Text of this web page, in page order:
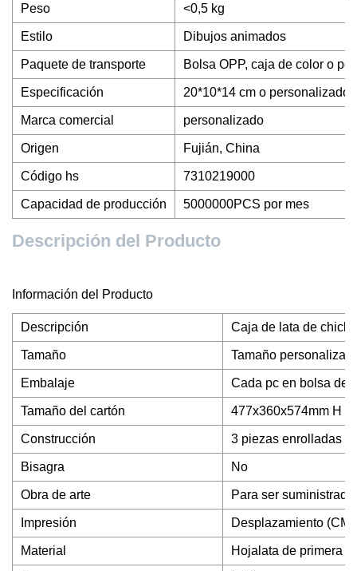
Peso <0,5 kg
Estilo Dibujos animados
Paquete de transporte Bolsa OPP, caja de color o
Especificación 20*10*14 cm o personalizado
Marca comercial personalizado
Origen Fujián, China
Código hs 7310219000
Capacidad de producción 5000000PCS por mes
Descripción del Producto
Información del Producto
Descripción Caja de lata de chicle
Tamaño Tamaño
Embalaje Cada pc en bolsa de
Tamaño del cartón 477x360x574mm H
Construcción 3 piezas enrolladas
Bisagra No
Obra de arte Para ser
Impresión Desplazamiento
Material Hojalata de primera